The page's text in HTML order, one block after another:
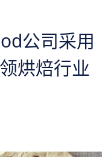
公司采用
烘焙行业